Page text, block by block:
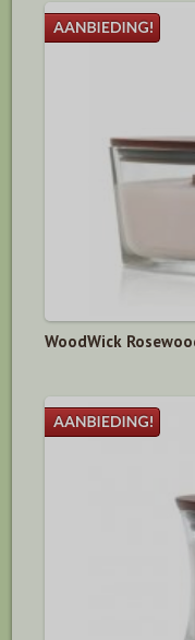
WoodWick